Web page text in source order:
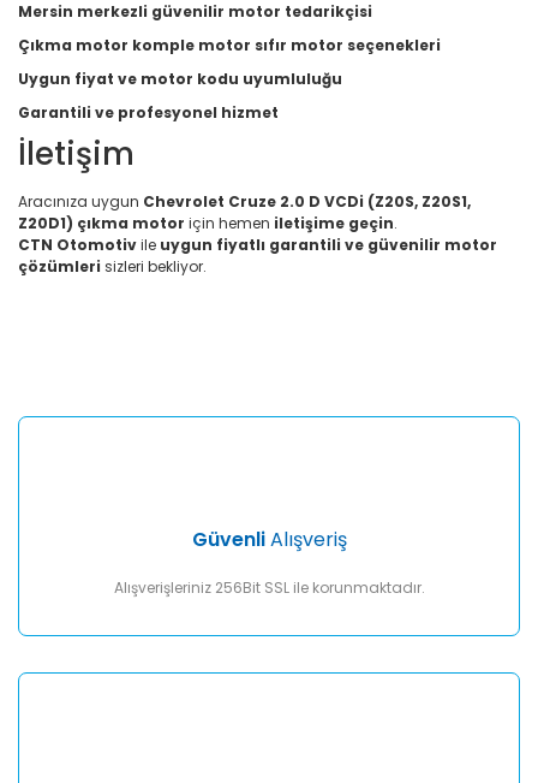
Mersin merkezli güvenilir motor tedarikçisi
Çıkma motor komple motor sıfır motor seçenekleri
Uygun fiyat ve motor kodu uyumluluğu
Garantili ve profesyonel hizmet
İletişim
Aracınıza uygun Chevrolet Cruze 2.0 D VCDi (Z20S, Z20S1,
Z20D1) çıkma motor için hemen iletişime geçin.
CTN Otomotivile uygun fiyatlı garantili ve güvenilir motor
çözümleri sizleri bekliyor.
Yorum Yaz
Ürün fiyatı diğer sitelerden daha pahalı.
GüvenliAlışveriş
Alışverişleriniz 256Bit SSL ile korunmaktadır.